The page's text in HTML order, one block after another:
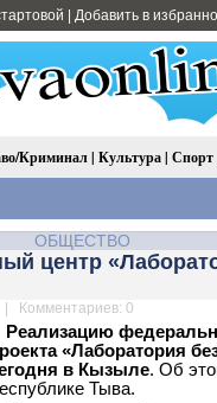
Добавить в
Криминал| Культура| Спорт
ОБЩЕСТВО
центр
Комментариев: 0
Реализацию
«Лаборатория
в Кызыле. Об
Тыва.